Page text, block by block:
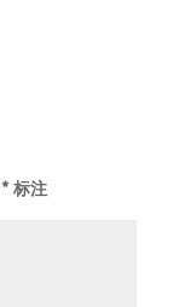
*标注